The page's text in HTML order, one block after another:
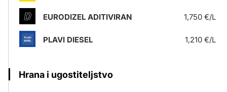
EURODIZEL ADITIVIRAN 1,750 €/L
PLAVI DIESEL 1,210 €/L
Hrana i ugostiteljstvo